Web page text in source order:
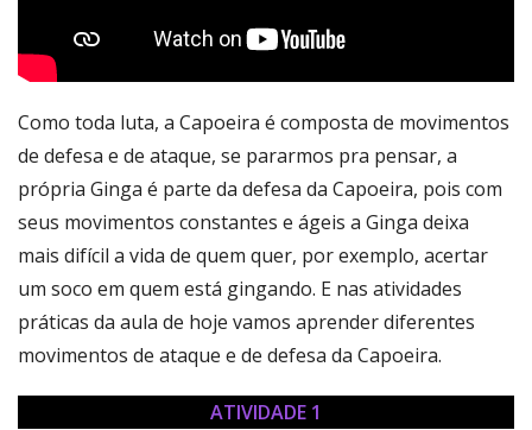
Como toda luta, a Capoeira é composta de movimentos
de defesa e de ataque, se pararmos pra pensar, a
própria Ginga é parte da defesa da Capoeira, pois com
seus movimentos constantes e ágeis a Ginga deixa
mais difícil a vida de quem quer, por exemplo, acertar
um soco em quem está gingando. E nas atividades
práticas da aula de hoje vamos aprender diferentes
movimentos de ataque e de defesa da Capoeira.
ATIVIDADE 1